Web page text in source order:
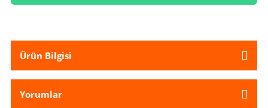
Ürün Bilgisi
Yorumlar